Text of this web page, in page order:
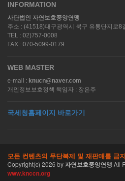
INFORMATION
사단법인 자연보호중앙연맹
주소 : (41518)대구광역시 북구 유통단지로8
TEL : 02)757-0008
FAX : 070-5099-0179
WEB MASTER
e-mail : knucn@naver.com
개인정보보호정책 책임자 : 장은주
국세청홈페이지 바로가기
모든 컨텐츠의 무단복제 및 재판매를 금
Copyright(c) 2026 by자연보호중앙연맹 All
www.knccn.org